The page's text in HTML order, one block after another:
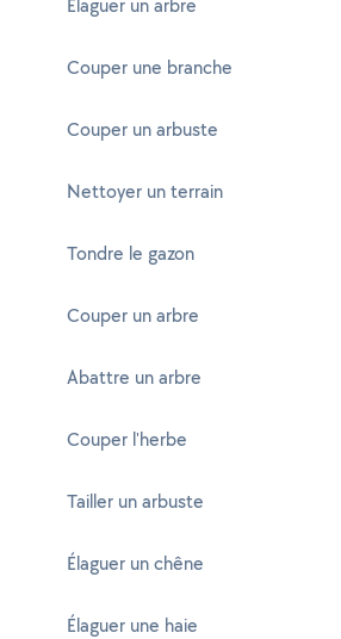
Élaguer un arbre
Couper une branche
Couper un arbuste
Nettoyer un terrain
Tondre le gazon
Couper un arbre
Abattre un arbre
Couper l'herbe
Tailler un arbuste
Élaguer un chêne
Élaguer une haie